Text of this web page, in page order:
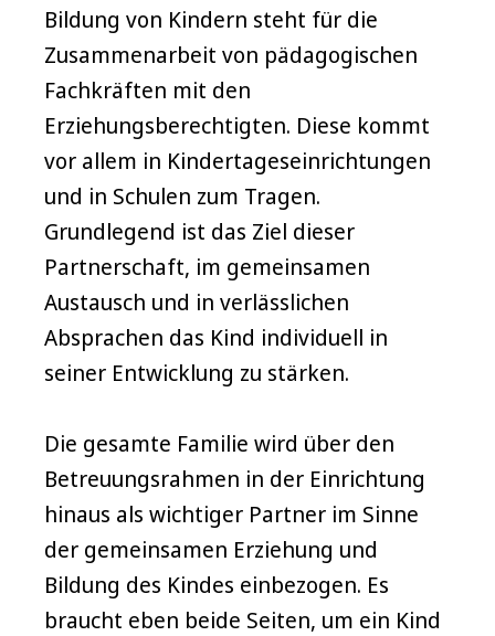
Bildung von Kindern steht für die
Zusammenarbeit von pädagogischen
Fachkräften mit den
Erziehungsberechtigten. Diese kommt
vor allem in Kindertageseinrichtungen
und in Schulen zum Tragen.
Grundlegend ist das Ziel dieser
Partnerschaft, im gemeinsamen
Austausch und in verlässlichen
Absprachen das Kind individuell in
seiner Entwicklung zu stärken.
Die gesamte Familie wird über den
Betreuungsrahmen in der Einrichtung
hinaus als wichtiger Partner im Sinne
der gemeinsamen Erziehung und
Bildung des Kindes einbezogen. Es
braucht eben beide Seiten, um ein Kind